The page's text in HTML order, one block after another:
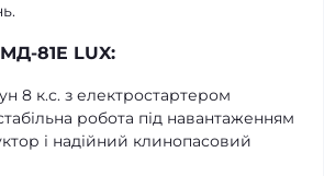
81E LUX:
8 к.с. з електростартером
робота під навантаженням
і надійний клинопасовий